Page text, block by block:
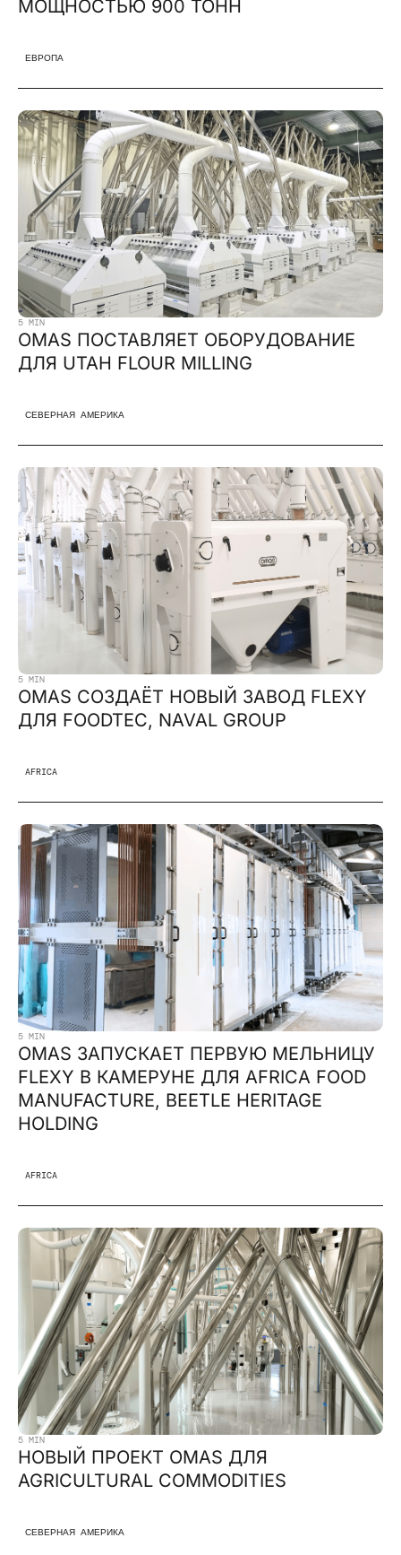
МОЩНОСТЬЮ 900 ТОНН
ЕВРОПА
5 MIN
OMAS ПОСТАВЛЯЕТ ОБОРУДОВАНИЕ
ДЛЯ UTAH FLOUR MILLING
СЕВЕРНАЯ АМЕРИКА
5 MIN
OMAS СОЗДАЁТ НОВЫЙ ЗАВОД FLEXY
ДЛЯ FOODTEC, NAVAL GROUP
AFRICA
5 MIN
OMAS ЗАПУСКАЕТ ПЕРВУЮ МЕЛЬНИЦУ
FLEXY В КАМЕРУНЕ ДЛЯ AFRICA FOOD
MANUFACTURE, BEETLE HERITAGE
HOLDING
AFRICA
5 MIN
НОВЫЙ ПРОЕКТ OMAS ДЛЯ
AGRICULTURAL COMMODITIES
СЕВЕРНАЯ АМЕРИКА